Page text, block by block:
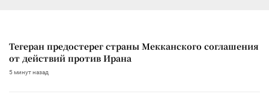
Тегеран предостерег страны Мекканского соглашения
от действий против Ирана
5 минут назад